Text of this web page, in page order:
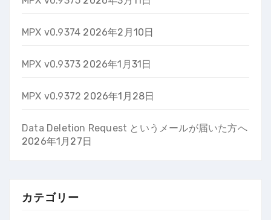
MPX v0.9374 2026年2月10日
MPX v0.9373 2026年1月31日
MPX v0.9372 2026年1月28日
Data Deletion Request というメールが届いた方へ
2026年1月27日
カテゴリー